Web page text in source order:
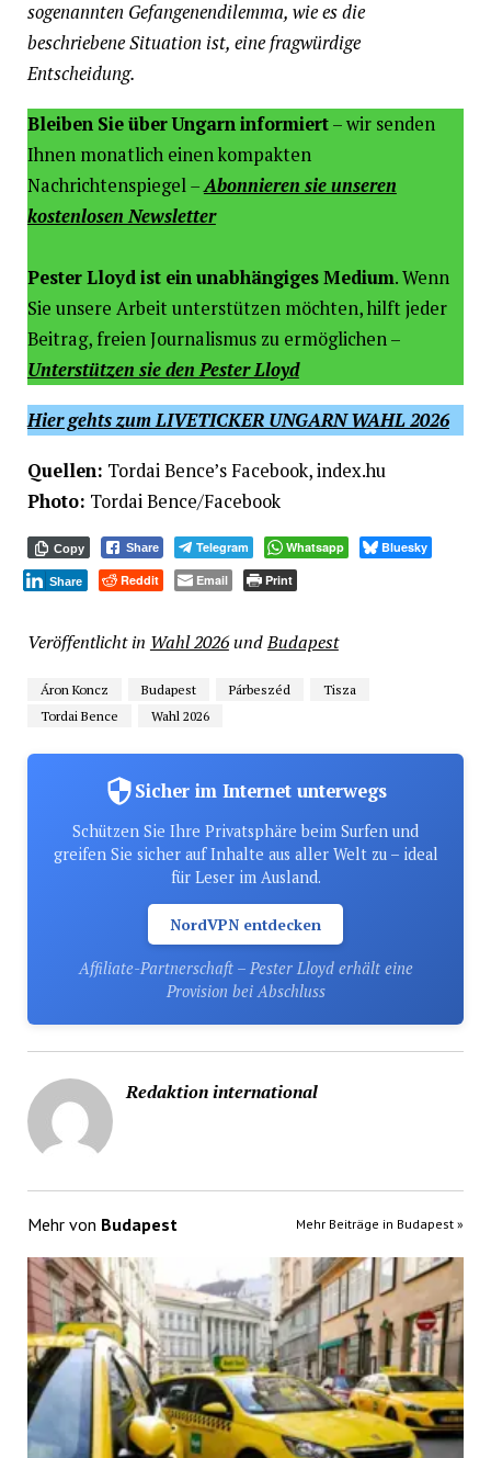
sogenannten Gefangenendilemma, wie es die
beschriebene Situation ist, eine fragwürdige
Entscheidung.
Bleiben Sie über Ungarn informiert– wir senden
Ihnen monatlich einen kompakten
Nachrichtenspiegel–Abonnieren sie unseren
kostenlosen Newsletter
Pester Lloyd ist ein unabhängiges Medium. Wenn
Sie unsere Arbeit unterstützen möchten, hilft jeder
Beitrag, freien Journalismus zu ermöglichen –
Unterstützen sie den Pester Lloyd
Hier gehts zum LIVETICKER UNGARN WAHL 2026
Quellen: Tordai Bence’s Facebook, index.hu
Photo: Tordai Bence/Facebook
Copy Share Telegram Whatsapp Bluesky
Share Reddit Email Print
Veröffentlicht in Wahl 2026undBudapest
Áron Koncz Budapest Párbeszéd
Tisza
Tordai Bence
Wahl 2026
Sicher im Internet unterwegs
Schützen Sie Ihre Privatsphäre beim Surfen und
greifen Sie sicher auf Inhalte aus aller Welt zu – ideal
für Leser im Ausland.
NordVPN entdecken
Affiliate-Partnerschaft – Pester Lloyd erhält eine
Provision bei Abschluss
Redaktion international
Mehr von Budapest Mehr Beiträge in Budapest »